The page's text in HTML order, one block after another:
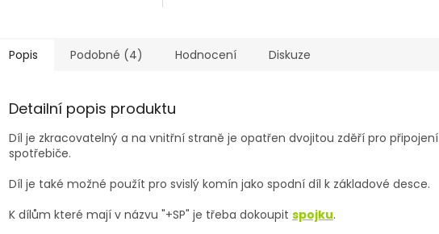
Popis Podobné (4) Hodnocení Diskuze
Detailní popis produktu
Díl je zkracovatelný a na vnitřní straně je opatřen dvojitou zděří pro připojení
spotřebiče.
Díl je také možné použít pro svislý komín jako spodní díl k základové desce.
K dílům které mají v názvu "+SP" je třeba dokoupit spojku.